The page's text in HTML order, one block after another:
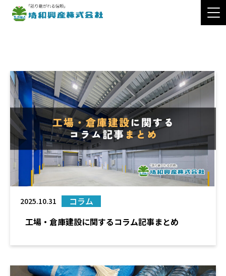
10月
2025.10.31
コラム
工場・倉庫建設に関するコラム記事まとめ